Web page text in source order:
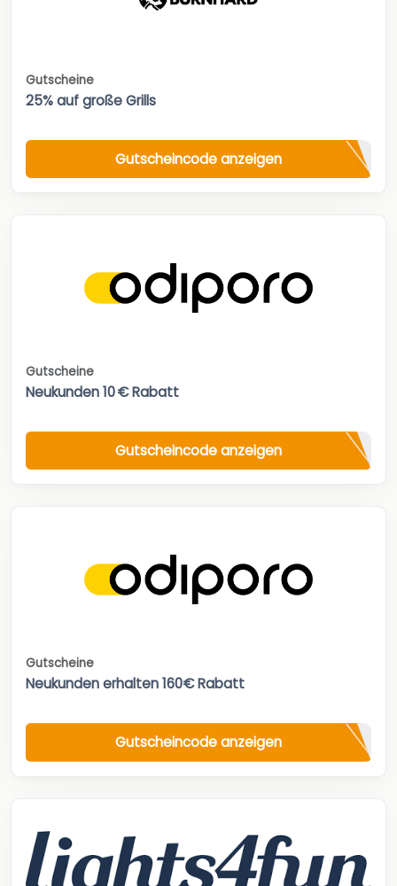
Gutscheine
25% auf große Grills
Gutscheincode anzeigen
Gutscheine
Neukunden 10 € Rabatt
Gutscheincode anzeigen
Gutscheine
Neukunden erhalten 160€ Rabatt
Gutscheincode anzeigen